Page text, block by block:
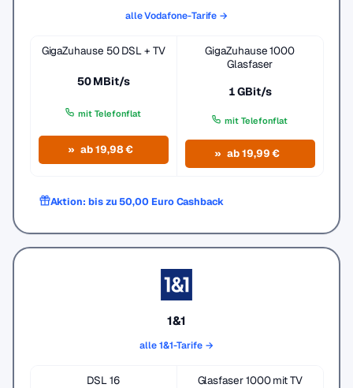
alle Vodafone-Tarife →
GigaZuhause 50 DSL + TV
50 MBit/s
mit Telefonflat
ab 19,98 €
GigaZuhause 1000
Glasfaser
1 GBit/s
mit Telefonflat
ab 19,99 €
Aktion: bis zu 50,00 Euro Cashback
1&1
alle 1&1-Tarife →
DSL 16
Glasfaser 1000 mit TV